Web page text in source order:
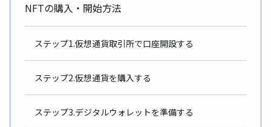
NFTの購入・開始方法
ステップ1.仮想通貨取引所で口座開設する
ステップ2.仮想通貨を購入する
ステップ3.デジタルウォレットを準備する